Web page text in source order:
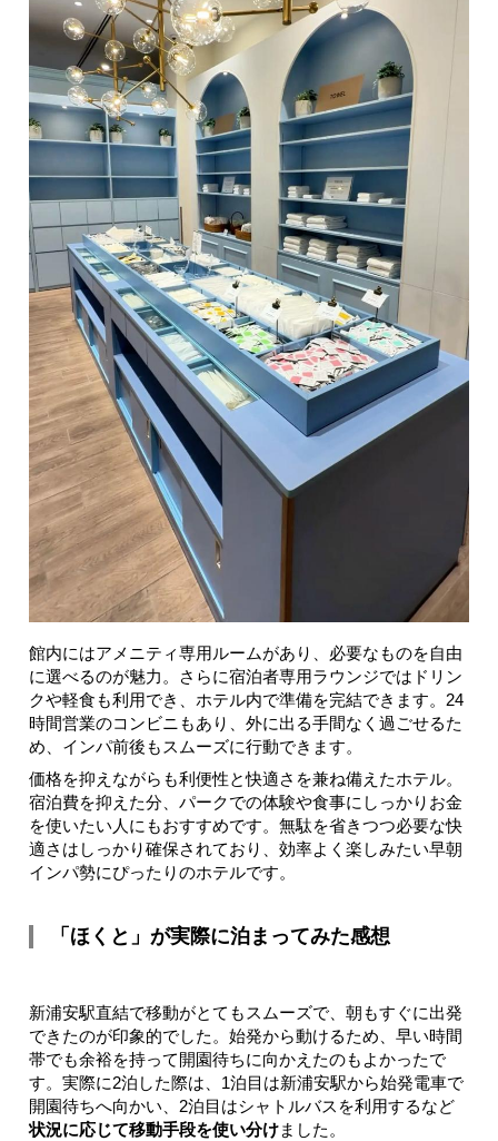
館内にはアメニティ専用ルームがあり、必要なものを自由
に選べるのが魅力。さらに宿泊者専用ラウンジではドリン
クや軽食も利用でき、ホテル内で準備を完結できます。24
時間営業のコンビニもあり、外に出る手間なく過ごせるた
め、インパ前後もスムーズに行動できます。
価格を抑えながらも利便性と快適さを兼ね備えたホテル。
宿泊費を抑えた分、パークでの体験や食事にしっかりお金
を使いたい人にもおすすめです。無駄を省きつつ必要な快
適さはしっかり確保されており、効率よく楽しみたい早朝
インパ勢にぴったりのホテルです。
「ほくと」が実際に泊まってみた感想
新浦安駅直結で移動がとてもスムーズで、朝もすぐに出発
できたのが印象的でした。始発から動けるため、早い時間
帯でも余裕を持って開園待ちに向かえたのもよかったで
す。実際に2泊した際は、1泊目は新浦安駅から始発電車で
開園待ちへ向かい、2泊目はシャトルバスを利用するなど
状況に応じて移動手段を使い分けました。